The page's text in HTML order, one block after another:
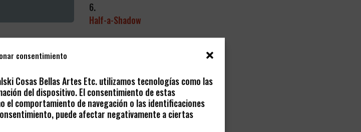
consentimiento
Cosas Bellas Artes Etc. utilizamos tecnologías como las
del dispositivo. El consentimiento de estas
comportamiento de navegación o las identificaciones
puede afectar negativamente a ciertas
6.
Half-a-Shadow
8.
You Might Be Happy Someday
- AÑADIR A MIS DESEOS